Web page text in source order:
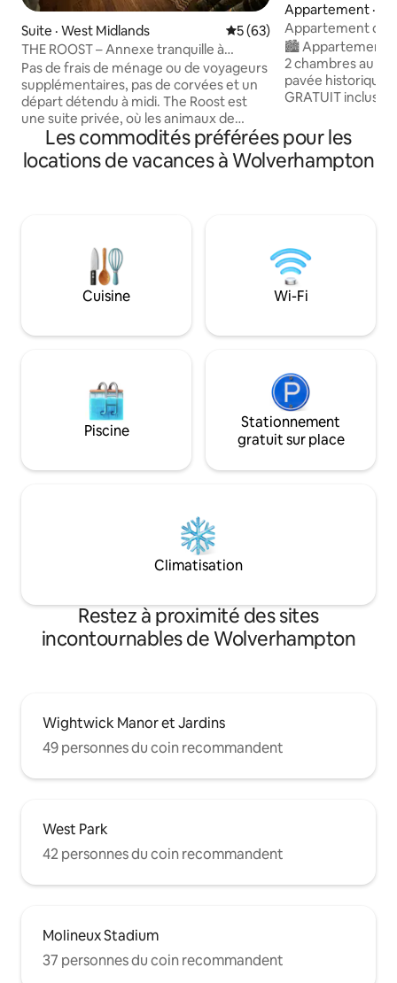
Suite · West Midlands Note moyenne de 5 sur 5,
5 (63)
THE ROOST – Annexe tranquille à
Finchfield, stationnement, animaux de
compagnie
Pas de frais de ménage ou de voyageurs
supplémentaires, pas de corvées et un
départ détendu à midi. The Roost est
une suite privée, où les animaux de
compagnie sont acceptés, située dans le
quartier verdoyant de Finchfield. Elle est
attenante, mais non partagée, avec son
d'eau, une véranda et un coin repas
bistro extérieur pour un séjour comme à
la maison. Emplacement calme, idéal
pour se détendre après une journée
des cafés et des magasins, et à une
Appartement ·
pton
Appartement de
ville | Très grand
gratuit
🏙️ Appartement
2 chambres au
pavée historique
GRATUIT inclus
de la porte de la
💻 Idéal pour les
rapide + espace
l'université, aux
restaurants et au
Téléviseur
votre propre
Les commodités préférées pour les
locations de vacances à Wolverhampton
Cuisine Wi-Fi
Piscine
Stationnement
gratuit sur place
Climatisation
Restez à proximité des sites
incontournables de Wolverhampton
Wightwick Manor et Jardins
49 personnes du coin recommandent
West Park
42 personnes du coin recommandent
Molineux Stadium
37 personnes du coin recommandent